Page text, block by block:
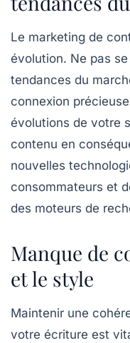
Le marketing de
évolution. Ne pas
tendances du
connexion
évolutions de votre
contenu en
nouvelles
consommateurs et
des moteurs de
Manque de
et le style
Maintenir une
votre écriture est